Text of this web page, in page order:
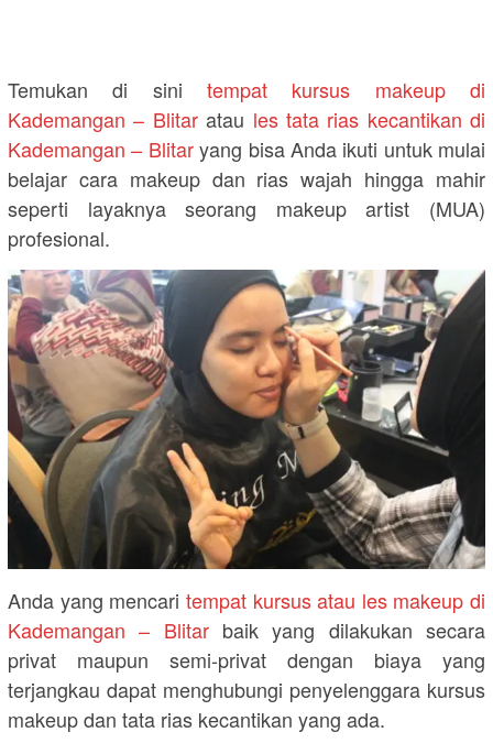
Temukan di sini tempat kursus makeup di
Kademangan – Blitaratau les tata rias kecantikan di
Kademangan – Blitaryang bisa Anda ikuti untuk mulai
belajar cara makeup dan rias wajah hingga mahir
seperti layaknya seorang makeup artist (MUA)
profesional.
Anda yang mencari tempat kursus atau les makeup di
Kademangan – Blitarbaik yang dilakukan secara
privat maupun semi-privat dengan biaya yang
terjangkau dapat menghubungi penyelenggara kursus
makeup dan tata rias kecantikan yang ada.